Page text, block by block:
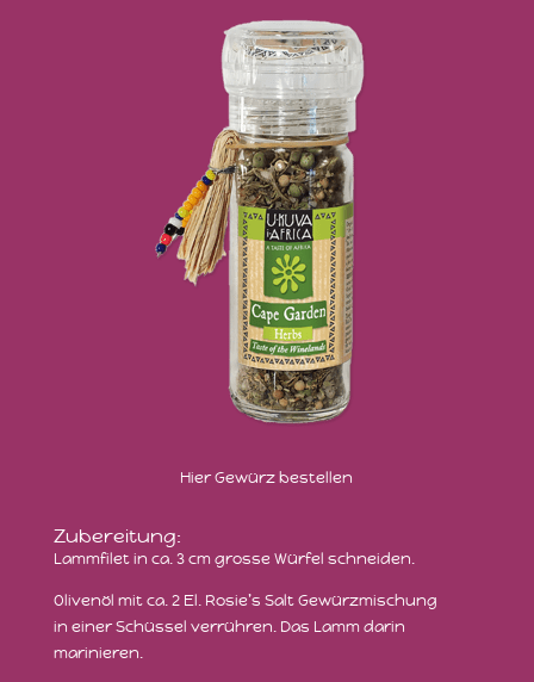
Hier Gewürz bestellen
Zubereitung:
Lammfilet in ca. 3 cm grosse Würfel schneiden.
Olivenöl mit ca. 2 El. Rosie’s Salt Gewürzmischung
in einer Schüssel verrühren. Das Lamm darin
marinieren.